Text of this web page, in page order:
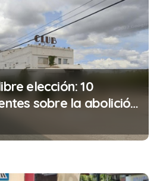
elección: 10
sobre la abolición